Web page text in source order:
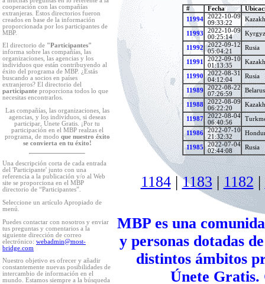
cooperación con las compañías
extranjeras. Estos directorios fueron
creados en base de la información
proporcionada por los participantes de
MBP.
El directorio de "Participantes"
informa sobre las compañías, las
organizaciones, las agencias y los
individuos que están contribuyendo al
éxito del programa de MBP. ¿Estás
buscando a socios en países
extranjeros? El directorio del
participante proporciona todos lo que
necesitas encontrarlos.
Las compañías, las organizaciones, las
agencias, y los individuos, si deseas
participar, Únete Gratis. ¡Por tu
participación en el MBP realzas el
programa, de modo que nuestro éxito
se convierta en tu éxito!
Una descripción corta de cada entrada
del 'Participante' junto con una
referencia a la publicación y/o al Web
site se proporciona en el MBP
directorio de “Participantes”.
Seleccione un artículo Apropiado de
menú.
Puedes contactar con nosotros y enviar
tus preguntas y comentarios a la
siguiente dirección de correo
electrónico: webadmin@most-
bridge.com
Nuestro objetivo es ofrecer y añadir
constantemente nuevas posibilidades de
intercambio de información en el
mundo. Estamos siempre a la búsqueda
# Fecha
11994
2022-10-09
09:33:22
11993
2022-10-09
00:25:14
11992
2022-09-12
05:04:21
Rusia
11991
2022-09-10
01:13:35
11990
2022-08-31
04:12:04
Rusia
11989
2022-08-22
07:26:59
Belarus
11988
2022-08-09
06:22:20
11987
2022-08-04
06:40:56
11986
2022-07-10
21:32:32
11985
2022-07-04
02:44:08
Rusia
1184|1183|1182|
MBP es una
y personas dotadas
distintos ámbitos
Únete